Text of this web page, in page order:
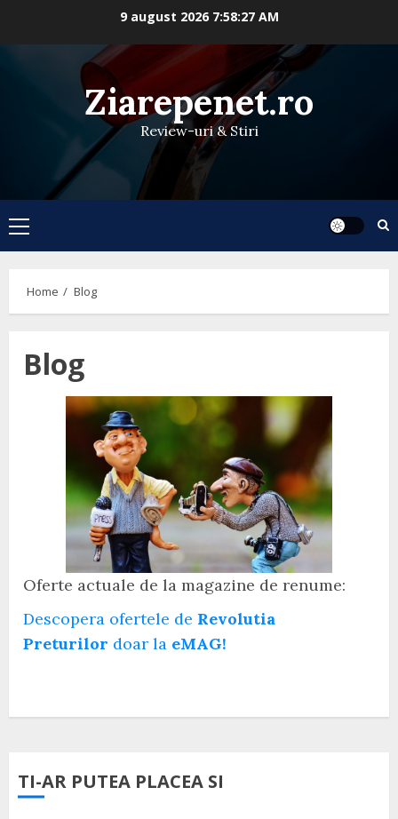
9 august 2026 7:58:27 AM
Ziarepenet.ro
Review-uri & Stiri
Primary
Menu
Home Blog
Blog
Oferte actuale de la magazine de renume:
Descopera ofertele de Revolutia
Preturilor doar la eMAG!
TI-AR PUTEA PLACEA SI